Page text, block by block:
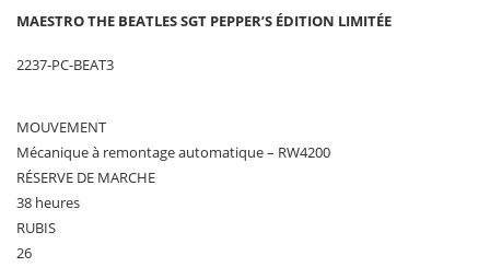
MAESTRO THE BEATLES SGT PEPPER’S ÉDITION LIMITÉE
2237-PC-BEAT3
MOUVEMENT
Mécanique à remontage automatique – RW4200
RÉSERVE DE MARCHE
38 heures
RUBIS
26